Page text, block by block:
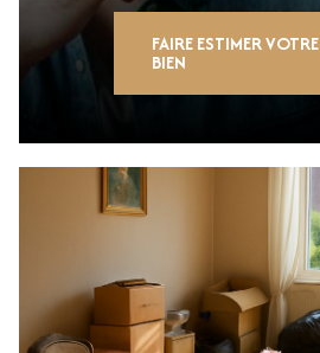
FAIRE ESTIMER VOTRE
BIEN